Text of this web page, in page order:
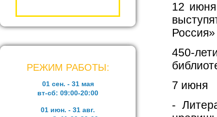
РЕЖИМ РАБОТЫ:
01 сен. - 31 мая
вт-сб: 09:00-20:00
01 июн. - 31 авг.
12
450-
7 июня
-